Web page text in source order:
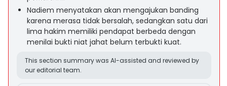
Nadiem menyatakan akan mengajukan banding
karena merasa tidak bersalah, sedangkan satu dari
lima hakim memiliki pendapat berbeda dengan
menilai bukti niat jahat belum terbukti kuat.
This section summary was AI-assisted and reviewed by
our editorial team.